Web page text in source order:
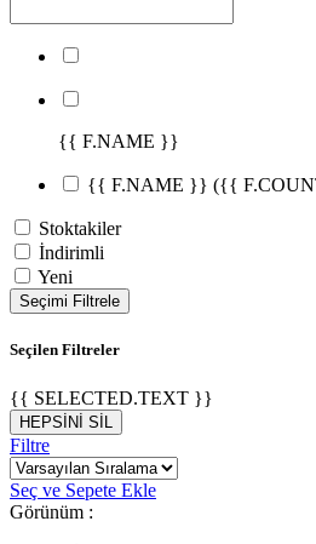
{{ F.NAME }}
{{ F.NAME }} ({{
Stoktakiler
İndirimli
Yeni
Seçimi Filtrele
Seçilen Filtreler
{{ SELECTED.TEXT }}
HEPSİNİ SİL
Filtre
Seç ve Sepete Ekle
Görünüm :